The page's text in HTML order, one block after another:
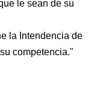
le sean de su
la Intendencia de
competencia."